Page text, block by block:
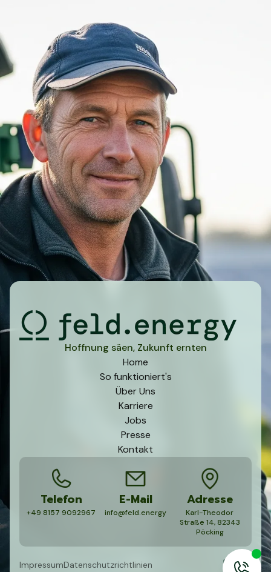
Hoffnung säen, Zukunft ernten
Home
So funktioniert's
Über Uns
Karriere
Jobs
Presse
Kontakt
Telefon
+49 8157 9092967
E-Mail
info@feld.energy
Adresse
Karl-Theodor
Straße 14, 82343
Pöcking
ImpressumDatenschutzrichtlinien